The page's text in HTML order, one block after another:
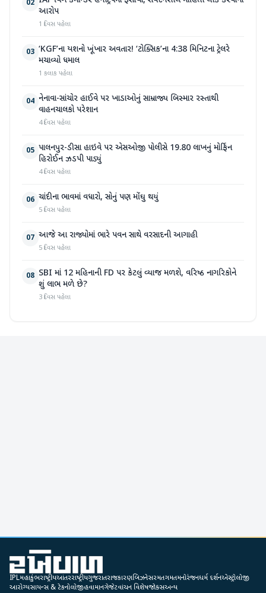
02
આરોપ
1 દિવસ પહેલા
03 ‘KGF’ના યશનો ખૂંખાર અવતાર! ‘ટોક્સિક’ના 4:38 મિનિટના ટ્રેલરે
મચાવ્યો ધમાલ
1 કલાક પહેલા
04 નેનાવા-સાંચોર હાઈવે પર ખાડાઓનું સામ્રાજ્ય બિસ્માર રસ્તાથી
વાહનચાલકો પરેશાન
4 દિવસ પહેલા
05 પાલનપુર-ડીસા હાઇવે પર એસઓજી પોલીસે 19.80 લાખનું મોર્ફિન
હિરોઈન ઝડપી પાડ્યું
4 દિવસ પહેલા
06 ચાંદીના ભાવમાં વધારો, સોનું પણ મોંઘુ થયું
5 દિવસ પહેલા
07 આજે આ રાજ્યોમાં ભારે પવન સાથે વરસાદની આગાહી
5 દિવસ પહેલા
08 SBI માં 12 મહિનાની FD પર કેટલું વ્યાજ મળશે, વરિષ્ઠ નાગરિકોને
શું લાભ મળે છે?
3 દિવસ પહેલા
IPLમહાકુંભરાષ્ટ્રીયઆંતરરાષ્ટ્રીયગુજરાતરાજકારણબિઝનેસરમતગમતમનોરંજનધર્મ દર્શનએસ્ટ્રોલોજી
આરોગ્યસાયન્સ & ટેકનોલોજીહવામાનગેજેટવાંચન વિશેષજોક્સઅન્ય